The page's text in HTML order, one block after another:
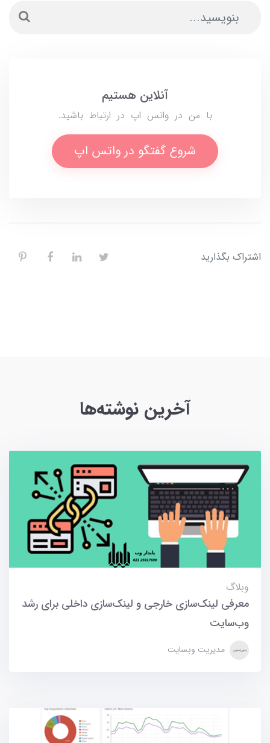
آنلاین هستیم
با من در واتس اپ در ارتباط باشید.
شروع گفتگو در واتس اپ
اشتراک بگذارید
آخرین نوشته‌ها
وبلاگ
معرفی لینک‌سازی خارجی و لینک‌سازی داخلی برای رشد
وب‌سایت
مدیریت وبسایت